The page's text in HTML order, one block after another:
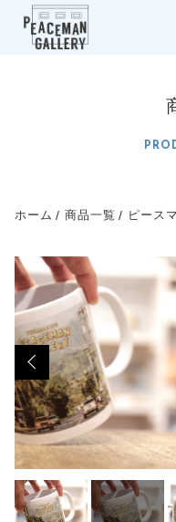
カテゴリーから探す
ショップブログ
shop blog
お知らせ
最近チェックした商品
CHECKED PRODUCTS
セール
SALE
注文履歴
ORDER HISTORY
ショッピングガイド
SHOPPING GUIDE
ホーム 商品一覧 ピース
カートに商品を追加
ピースマ
ルマグカ
ショ
カー